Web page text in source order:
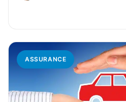
ASSURANCE